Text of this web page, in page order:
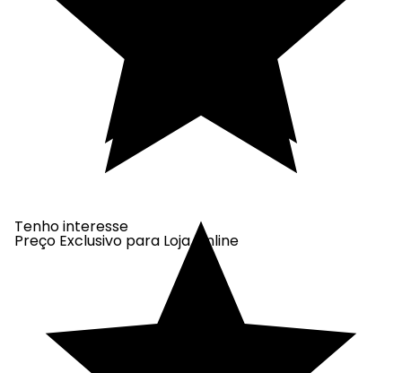
Tenho interesse
Preço Exclusivo para Loja Online